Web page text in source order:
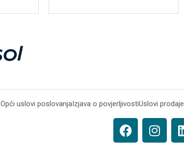
Opći uslovi poslovanjaIzjava o povjerljivostiUslovi prodaje